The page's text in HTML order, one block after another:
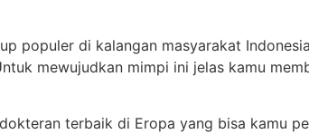
populer di kalangan masyarakat
mewujudkan mimpi ini jelas kamu
terbaik di Eropa yang bisa kamu